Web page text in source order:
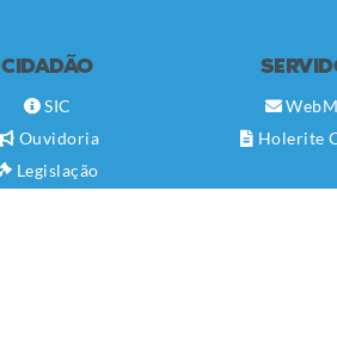
CIDADÃO
SIC
Ouvidoria
Legislação
Holerite